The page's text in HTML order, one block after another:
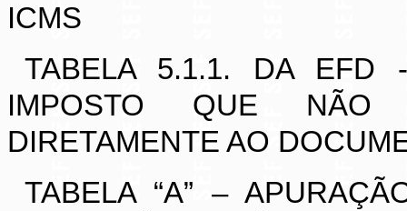
ICMS
TABELA 5.1.1. DA EFD
IMPOSTO QUE NÃO
DIRETAMENTE AO
TABELA “A” –